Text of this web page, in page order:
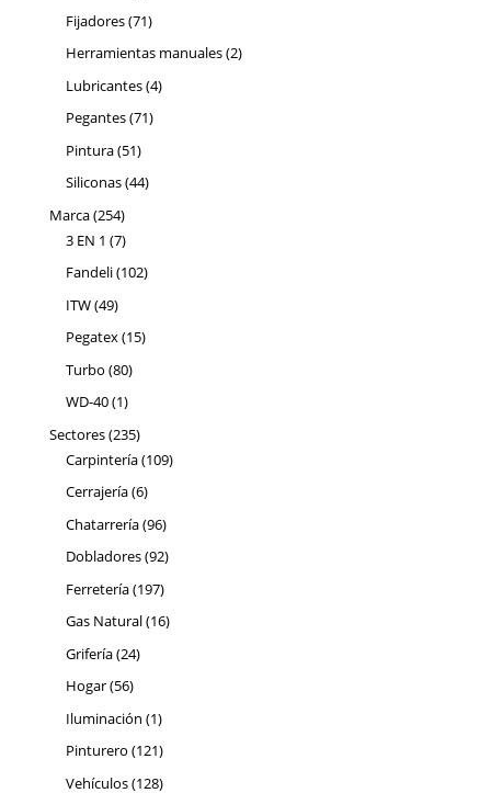
producto
Fijadores 7171
productos
Herramientas manuales 22
Lubricantes 44
Pegantes 7171
Pintura 5151
productos
Siliconas 4444
Marca 254254
productos
3 EN 1 77
productos
Fandeli 102102
ITW 4949
productos
Pegatex 1515
Turbo 8080
productos
WD-40 11
producto
Sectores 235235
productos
Carpintería 109109
Cerrajería 66
productos
Chatarrería 9696
productos
Dobladores 9292
Ferretería 197197
productos
Gas Natural 1616
Grifería 2424
Hogar 5656
productos
Iluminación 11
producto
Pinturero 121121
productos
Vehículos 128128